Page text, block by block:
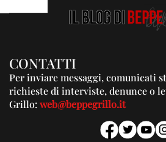
CONTATTI
Per inviare messaggi, comunicati
richieste di interviste, denunce o
Grillo:web@beppegrillo.it